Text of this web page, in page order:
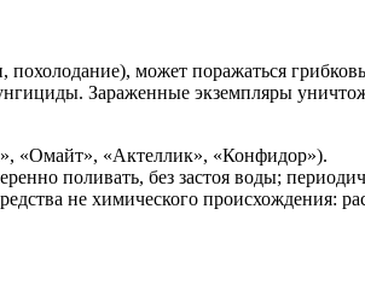
может поражаться
Зараженные экземпляры
«Омайт», «Актеллик», «Конфидор»).
поливать, без застоя воды;
не химического происхождения: